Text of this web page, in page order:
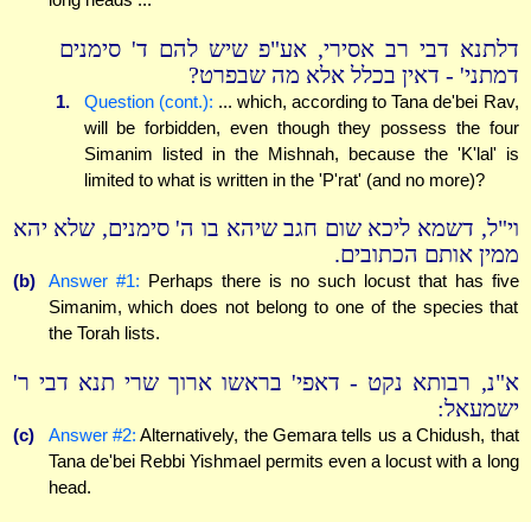
דלתנא דבי רב אסירי, אע"פ שיש להם ד' סימנים
דמתני' - דאין בכלל אלא מה שבפרט?
1. Question (cont.): ... which, according to Tana de'bei Rav,
will be forbidden, even though they possess the four
Simanim listed in the Mishnah, because the 'K'lal' is
limited to what is written in the 'P'rat' (and no more)?
וי"ל, דשמא ליכא שום חגב שיהא בו ה' סימנים, שלא יהא
ממין אותם הכתובים.
(b) Answer #1: Perhaps there is no such locust that has five
Simanim, which does not belong to one of the species that
the Torah lists.
א"נ, רבותא נקט - דאפי' בראשו ארוך שרי תנא דבי ר'
ישמעאל:
(c) Answer #2: Alternatively, the Gemara tells us a Chidush, that
Tana de'bei Rebbi Yishmael permits even a locust with a long
head.